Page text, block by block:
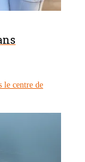
le centre de